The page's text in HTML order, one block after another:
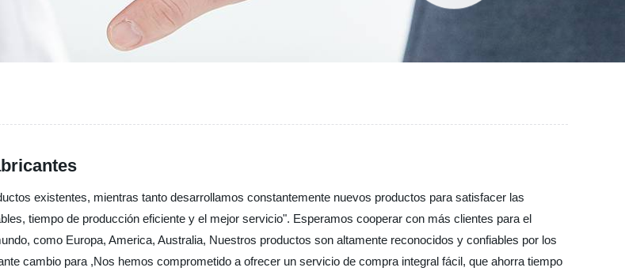
existentes, mientras tanto desarrollamos constantemente nuevos productos para satisfacer las
tiempo de producción eficiente y el mejor servicio". Esperamos cooperar con más clientes para el
como Europa, America, Australia, Nuestros productos son altamente reconocidos y confiables por los
cambio para ,Nos hemos comprometido a ofrecer un servicio de compra integral fácil, que ahorra tiempo